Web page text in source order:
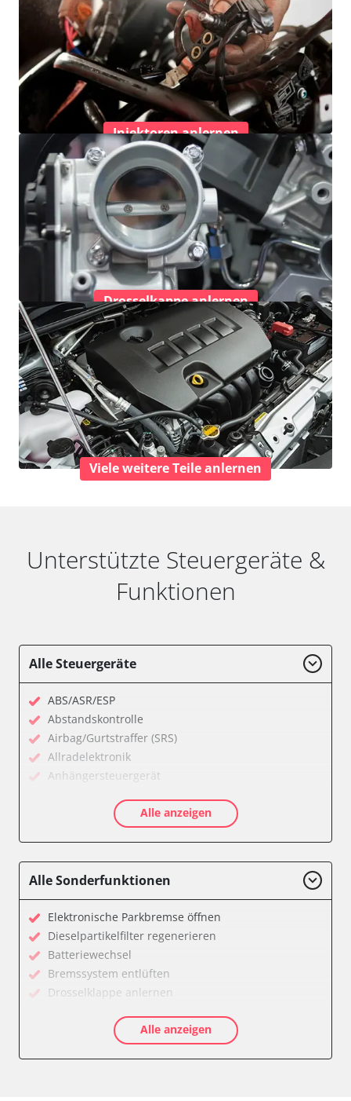
Injektoren anlernen
Drosselkappe anlernen
Viele weitere Teile anlernen
Unterstützte Steuergeräte &
Funktionen
Alle Steuergeräte
ABS/ASR/ESP
Abstandskontrolle
Airbag/Gurtstraffer (SRS)
Allradelektronik
Anhängersteuergerät
Differentialsperre
Feststellbremse (EPB / SBC)
Getriebesteuerung
Heckklappe
Informationselektronik
Klimaanlage
Kombiinstrument
Lenkradelektronik
Leuchtweitenregulierung (LWR)
Motorsteuerung (EMS)
Alle anzeigen
Alle Sonderfunktionen
Elektronische Parkbremse öffnen
Dieselpartikelfilter regenerieren
Batteriewechsel
Bremssystem entlüften
Drosselklappe anlernen
Elektronische Parkbremse kalibrieren
Ölservicerückstellung
Alle anzeigen